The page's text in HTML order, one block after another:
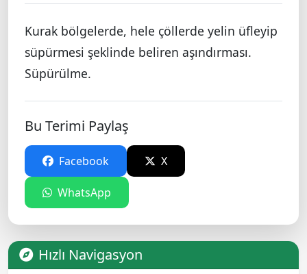
Kurak bölgelerde, hele çöllerde yelin üfleyip
süpürmesi şeklinde beliren aşındırması.
Süpürülme.
Bu Terimi Paylaş
Facebook X
WhatsApp
Hızlı Navigasyon